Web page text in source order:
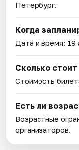
Петербург.
Когда
Дата и время: 19
Сколько стоит
Стоимость
Есть ли
Возрастные
организаторов.